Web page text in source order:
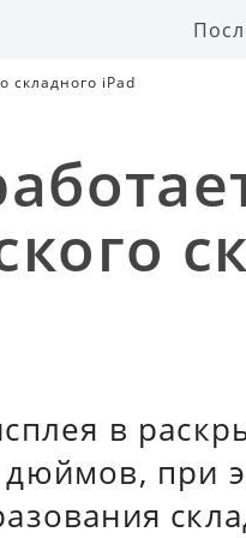
складного iPad
в
при